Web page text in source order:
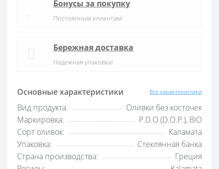
Основные характеристики Все характеристики
Вид продукта:
Оливки без косточек
Маркировка:
P.D.O (D.O.P.), BIO
Сорт оливок:
Каламата
Упаковка:
Стеклянная банка
Страна производства:
Греция
Бонусы за покупку
Постоянным клиентам!
Бережная доставка
Надежная упаковка!